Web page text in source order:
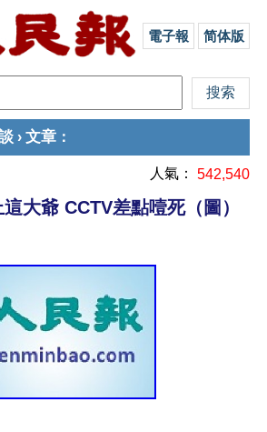
電子報 简体版
› 文章 ：
人氣： 542,540
大爺 CCTV差點噎死（圖）